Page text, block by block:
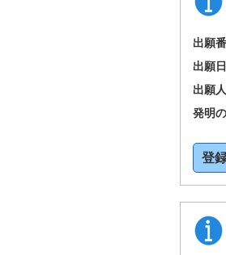
出願
出願日
出願人
発明
登